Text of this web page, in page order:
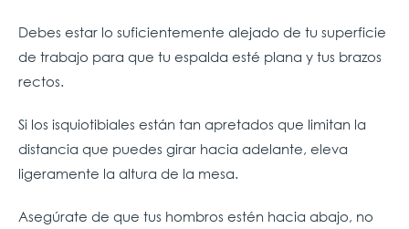
Debes estar lo suficientemente alejado de tu superficie
de trabajo para que tu espalda esté plana y tus brazos
rectos.
Si los isquiotibiales están tan apretados que limitan la
distancia que puedes girar hacia adelante, eleva
ligeramente la altura de la mesa.
Asegúrate de que tus hombros estén hacia abajo, no